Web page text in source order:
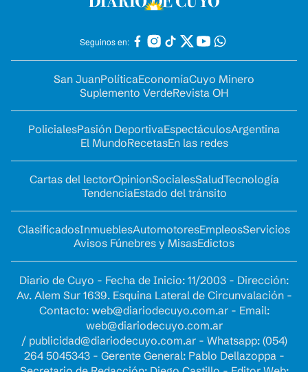
Seguinos en:
San JuanPolíticaEconomíaCuyo Minero
Suplemento VerdeRevista OH
PolicialesPasión DeportivaEspectáculosArgentina
El MundoRecetasEn las redes
Cartas del lectorOpinionSocialesSaludTecnología
TendenciaEstado del tránsito
ClasificadosInmueblesAutomotoresEmpleosServicios
Avisos Fúnebres y MisasEdictos
Diario de Cuyo - Fecha de Inicio: 11/2003 - Dirección:
Av. Alem Sur 1639. Esquina Lateral de Circunvalación -
Contacto: web@diariodecuyo.com.ar- Email:
web@diariodecuyo.com.ar
/ publicidad@diariodecuyo.com.ar- Whatsapp: (054)
264 5045343 - Gerente General: Pablo Dellazoppa -